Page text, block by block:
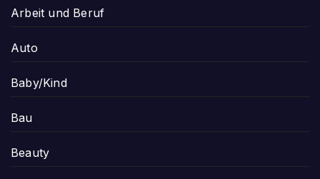
Arbeit und Beruf
Auto
Baby/Kind
Bau
Beauty